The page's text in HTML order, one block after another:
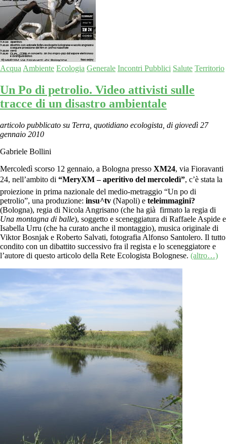
Acqua Ambiente Ecologia Generale Incontri Pubblici Salute Territorio
Un Po di petrolio. Video attivisti sulle
tracce di un disastro ambientale
articolo pubblicato su Terra, quotidiano ecologista, di giovedì 27
gennaio 2010
Gabriele Bollini
Mercoledì scorso 12 gennaio, a Bologna presso XM24, via Fioravanti
24, nell’ambito di “MeryXM – aperitivo del mercoledì”, c’è stata la
proiezione in prima nazionale del medio-metraggio “Un po di
petrolio”, una produzione: insu^tv (Napoli) e teleimmagini?
(Bologna), regia di Nicola Angrisano (che ha già firmato la regia di
Una montagna di balle), soggetto e sceneggiatura di Raffaele Aspide e
Isabella Urru (che ha curato anche il montaggio), musica originale di
Viktor Bosnjak e Roberto Salvati, fotografia Alfonso Santolero. Il tutto
condito con un dibattito successivo fra il regista e lo sceneggiatore e
l’autore di questo articolo della Rete Ecologista Bolognese. (altro…)